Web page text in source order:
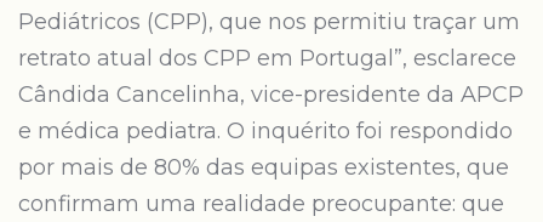
Pediátricos (CPP), que nos permitiu traçar um
retrato atual dos CPP em Portugal”, esclarece
Cândida Cancelinha, vice-presidente da APCP
e médica pediatra. O inquérito foi respondido
por mais de 80% das equipas existentes, que
confirmam uma realidade preocupante: que